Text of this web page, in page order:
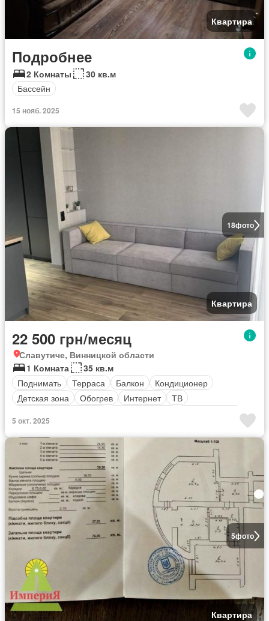
Квартира
Подробнее
2 Комнаты
30 кв.м
Бассейн
15 нояб. 2025
18фото
Квартира
22 500 грн/месяц
Славутиче, Винницкой области
1 Комната
35 кв.м
Поднимать
Терраса Балкон
Кондиционер
Детская зона
Обогрев Интернет
ТВ
Полностью меблирована
5 окт. 2025
5фото
Квартира